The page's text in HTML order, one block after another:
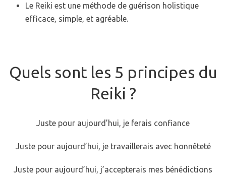
Le Reiki est une méthode de guérison holistique
efficace, simple, et agréable.
Quels sont les 5 principes du
Reiki ?
Juste pour aujourd’hui, je ferais confiance
Juste pour aujourd’hui, je travaillerais avec honnêteté
Juste pour aujourd’hui, j’accepterais mes bénédictions